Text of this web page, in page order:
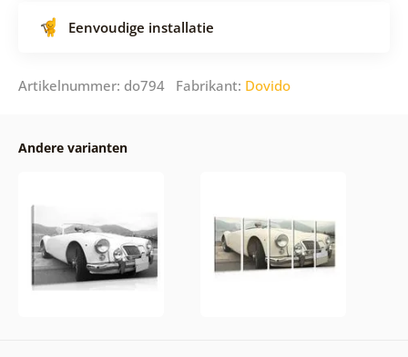
Eenvoudige installatie
Artikelnummer: do794 Fabrikant: Dovido
Andere varianten